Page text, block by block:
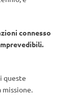
connesso
queste